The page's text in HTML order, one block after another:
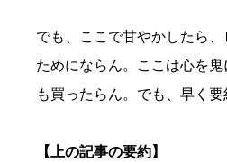
でも、ここで甘やかしたら
ためにならん。ここは心を鬼
も買ったらん。でも、早く
【上の記事の要約】